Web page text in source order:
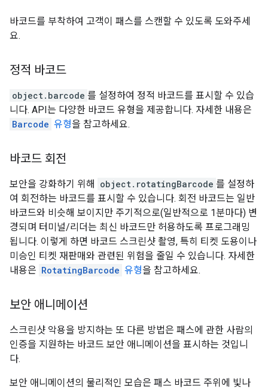
바코드를 부착하여 고객이 패스를 스캔할 수 있도록 도와주세
요.
정적 바코드
object.barcode 를 설정하여 정적 바코드를 표시할 수 있습
니다. API는 다양한 바코드 유형을 제공합니다. 자세한 내용은
Barcode 유형을 참고하세요.
바코드 회전
보안을 강화하기 위해 object.rotatingBarcode 를 설정하
여 회전하는 바코드를 표시할 수 있습니다. 회전 바코드는 일반
바코드와 비슷해 보이지만 주기적으로(일반적으로 1분마다) 변
경되며 터미널/리더는 최신 바코드만 허용하도록 프로그래밍
됩니다. 이렇게 하면 바코드 스크린샷 촬영, 특히 티켓 도용이나
미승인 티켓 재판매와 관련된 위험을 줄일 수 있습니다. 자세한
내용은 RotatingBarcode 유형을 참고하세요.
보안 애니메이션
스크린샷 악용을 방지하는 또 다른 방법은 패스에 관한 사람의
인증을 지원하는 바코드 보안 애니메이션을 표시하는 것입니
다.
보안 애니메이션의 물리적인 모습은 패스 바코드 주위에 빛나